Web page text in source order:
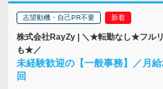
志望動機・自己PR不要
株式会社RayZy | ＼★転勤なし★フル
も★／
未経験歓迎の【一般事務】／月
回